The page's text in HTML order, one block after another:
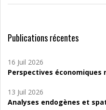
Publications récentes
16 Juil 2026
Perspectives économiques
13 Juil 2026
Analyses endogènes et